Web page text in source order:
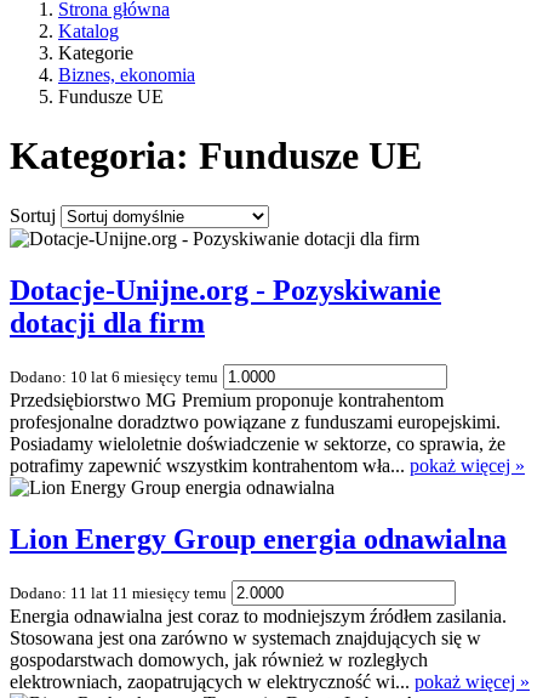
Strona główna
Katalog
Kategorie
Biznes, ekonomia
Fundusze UE
Kategoria: Fundusze UE
Sortuj
Dotacje-Unijne.org - Pozyskiwanie
dotacji dla firm
Dodano: 10 lat 6 miesięcy temu
Przedsiębiorstwo MG Premium proponuje kontrahentom
profesjonalne doradztwo powiązane z funduszami europejskimi.
Posiadamy wieloletnie doświadczenie w sektorze, co sprawia, że
potrafimy zapewnić wszystkim kontrahentom wła... pokaż więcej »
Lion Energy Group energia odnawialna
Dodano: 11 lat 11 miesięcy temu
Energia odnawialna jest coraz to modniejszym źródłem zasilania.
Stosowana jest ona zarówno w systemach znajdujących się w
gospodarstwach domowych, jak również w rozległych
elektrowniach, zaopatrujących w elektryczność wi... pokaż więcej »